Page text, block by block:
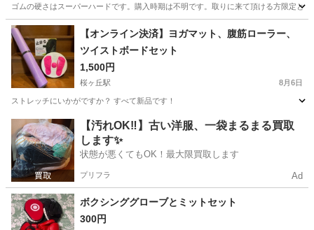
ゴムの硬さはスーパーハードです。購入時期は不明です。取りに来て頂ける方限定と
神奈川 大和市 南林間駅 フィットネス、トレーニング ゴム
【オンライン決済】ヨガマット、腹筋ローラー、
ツイストボードセット
1,500円
桜ヶ丘駅 8月6日
ストレッチにいかがですか？ すべて新品です！
神奈川 横浜市 桜ヶ丘駅 フィットネス、トレーニング
【汚れOK‼️】古い洋服、一袋まるまる買取
します✨
状態が悪くてもOK！最大限買取します
プリフラ Ad
ボクシンググローブとミットセット
300円